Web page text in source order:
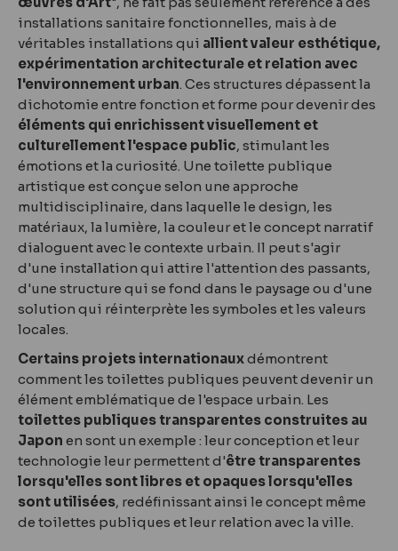
installations sanitaire fonctionnelles, mais à de
véritables installations qui allient valeur esthétique,
expérimentation architecturale et relation avec
l'environnement urban. Ces structures dépassent la
dichotomie entre fonction et forme pour devenir des
éléments qui enrichissent visuellement et
culturellement l'espace public, stimulant les
émotions et la curiosité. Une toilette publique
artistique est conçue selon une approche
multidisciplinaire, dans laquelle le design, les
matériaux, la lumière, la couleur et le concept narratif
dialoguent avec le contexte urbain. Il peut s'agir
d'une installation qui attire l'attention des passants,
d'une structure qui se fond dans le paysage ou d'une
solution qui réinterprète les symboles et les valeurs
locales.
Certains projets internationauxdémontrent
comment les toilettes publiques peuvent devenir un
élément emblématique de l'espace urbain. Les
toilettes publiques transparentes construites au
Japon en sont un exemple : leur conception et leur
technologie leur permettent d'être transparentes
lorsqu'elles sont libres et opaques lorsqu'elles
sont utilisées, redéfinissant ainsi le concept même
de toilettes publiques et leur relation avec la ville.